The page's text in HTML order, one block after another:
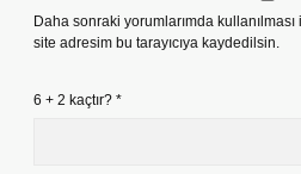
Daha sonraki yorumlarımda
site adresim bu tarayıcıya kaydedilsin.
6 + 2 kaçtır? *